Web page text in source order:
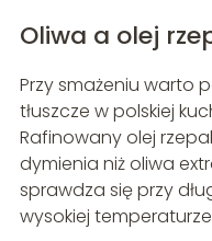
Oliwa a olej
Przy smażeniu warto
tłuszcze w polskiej
Rafinowany olej
dymienia niż oliwa
sprawdza się przy
wysokiej